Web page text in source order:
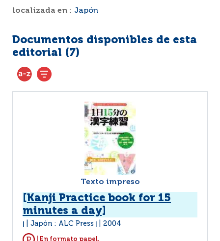
localizada en : Japón
Documentos disponibles de esta
editorial (7)
Texto impreso
[Kanji Practice book for 15
minutes a day]
Japón : ALC Press 2004
| En formato papel.